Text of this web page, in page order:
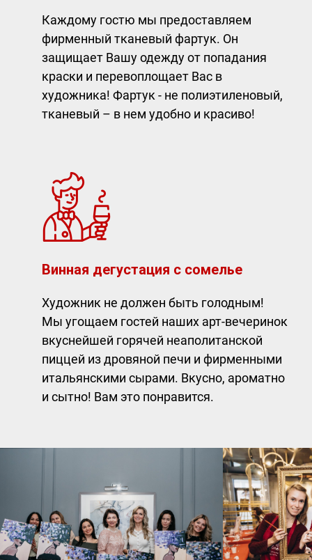
Каждому гостю мы предоставляем
фирменный тканевый фартук. Он
защищает Вашу одежду от попадания
краски и перевоплощает Вас в
художника! Фартук - не полиэтиленовый,
тканевый – в нем удобно и красиво!
Винная дегустация с сомелье
Художник не должен быть голодным!
Мы угощаем гостей наших арт-вечеринок
вкуснейшей горячей неаполитанской
пиццей из дровяной печи и фирменными
итальянскими сырами. Вкусно, ароматно
и сытно! Вам это понравится.